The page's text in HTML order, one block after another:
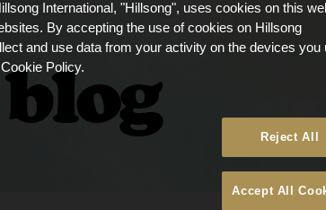
International, "Hillsong", uses cookies on this
By accepting the use of cookies on Hillsong
and use data from your activity on the devices you
Policy.
Reject All
Accept All